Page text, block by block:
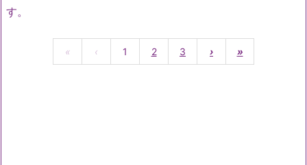
す。
« ‹ 1 2 3 › »